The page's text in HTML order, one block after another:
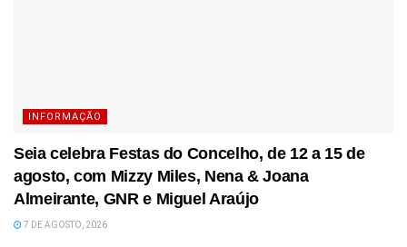
INFORMAÇÃO
Seia celebra Festas do Concelho, de 12 a 15 de
agosto, com Mizzy Miles, Nena & Joana
Almeirante, GNR e Miguel Araújo
7 DE AGOSTO, 2026